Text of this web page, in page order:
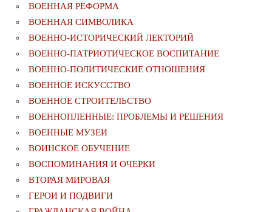
ВОЕННАЯ РЕФОРМА
ВОЕННАЯ СИМВОЛИКА
ВОЕННО-ИСТОРИЧЕСКИЙ ЛЕКТОРИЙ
ВОЕННО-ПАТРИОТИЧЕСКОЕ ВОСПИТАНИЕ
ВОЕННО-ПОЛИТИЧЕСКИE ОТНОШЕНИЯ
ВОЕННОЕ ИСКУССТВО
ВОЕННОЕ СТРОИТЕЛЬСТВО
ВОЕННОПЛЕННЫЕ: ПРОБЛЕМЫ И РЕШЕНИЯ
ВОЕННЫЕ МУЗЕИ
ВОИНСКОЕ ОБУЧЕНИЕ
ВОСПОМИНАНИЯ И ОЧЕРКИ
ВТОРАЯ МИРОВАЯ
ГЕРОИ И ПОДВИГИ